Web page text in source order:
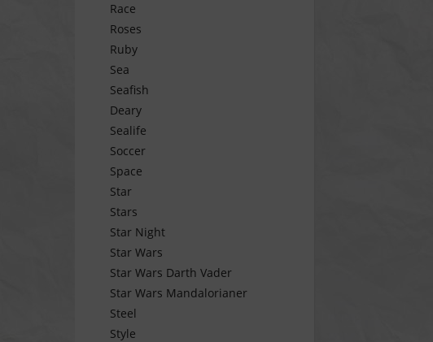
Race
Roses
Ruby
Sea
Seafish
Deary
Sealife
Soccer
Space
Star
Stars
Star Night
Star Wars
Star Wars Darth Vader
Star Wars Mandalorianer
Steel
Style